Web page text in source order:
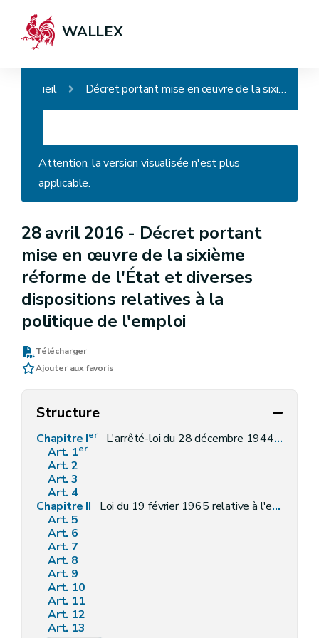
WALLEX
Accueil Décret portant mise en œuvre de la sixième réforme de l'État et diverses dispositions relatives à la politique de l'emploi
Attention, la version visualisée n'est plus
applicable.
28 avril 2016 - Décret portant
mise en œuvre de la sixième
réforme de l'État et diverses
dispositions relatives à la
politique de l'emploi
Télécharger
Ajouter aux favoris
Structure
Chapitre Ier
L'arrêté-loi du 28 décembre 1944 concernant la sécurité sociale des travailleurs
Art. 1er
Art. 2
Art. 3
Art. 4
Chapitre II
Loi du 19 février 1965 relative à l'exercice, par des étrangers des activités professionnelles indépendantes
Art. 5
Art. 6
Art. 7
Art. 8
Art. 9
Art. 10
Art. 11
Art. 12
Art. 13